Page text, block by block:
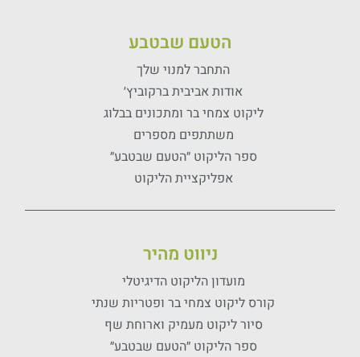
הטעם שבטבע
התחבר למנוי שלך
אודות אביבית ברקוביץ׳
ליקוט צמחי בר ומתכונים בבלוג
משתתפים מספרים
ספר הליקוט ״הטעם שבטבע״
אפליקציית הליקוט
ניווט מהיר
מועדון הליקוט הדיגיטלי
קורס ליקוט צמחי בר ופטריות שנתי
סיור ליקוט מעמיק וארוחת שף
ספר הליקוט ״הטעם שבטבע״